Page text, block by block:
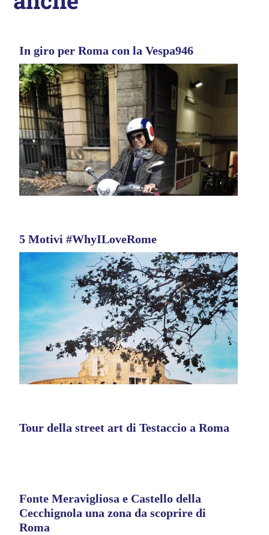
In giro per Roma con la Vespa946
5 Motivi #WhyILoveRome
Tour della street art di Testaccio a Roma
Fonte Meravigliosa e Castello della
Cecchignola una zona da scoprire di
Roma